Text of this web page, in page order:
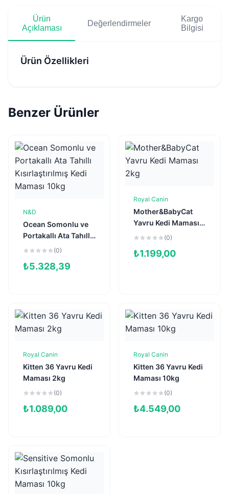
Ürün
Açıklaması
Değerlendirmeler
Kargo
Bilgisi
Ürün Özellikleri
Benzer Ürünler
N&D
Ocean Somonlu ve
Portakallı Ata Tahıllı
Kısırlaştırılmış Kedi
(0)
₺5.328,39
Sepete Ekle
Royal Canin
Mother&BabyCat
Yavru Kedi Maması
2kg
(0)
₺1.199,00
Sepete Ekle
Royal Canin
Kitten 36 Yavru Kedi
Maması 2kg
(0)
₺1.089,00
Sepete Ekle
Royal Canin
Kitten 36 Yavru Kedi
Maması 10kg
(0)
₺4.549,00